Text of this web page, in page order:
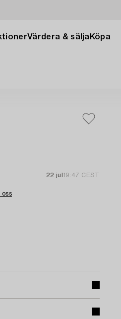
Värdera & sälja Köpa
22 jul 19:47 CEST
oss